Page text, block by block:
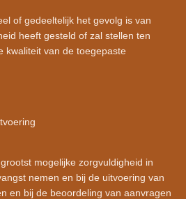
of gedeeltelijk het gevolg is van
heeft gesteld of zal stellen ten
kwaliteit van de toegepaste
mogelijke zorgvuldigheid in
nemen en bij de uitvoering van
en bij de beoordeling van aanvragen